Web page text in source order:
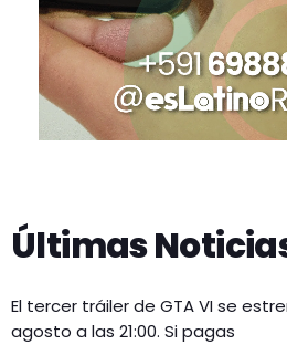
Últimas
El tercer tráiler de GTA VI se
agosto a las 21:00. Si pagas